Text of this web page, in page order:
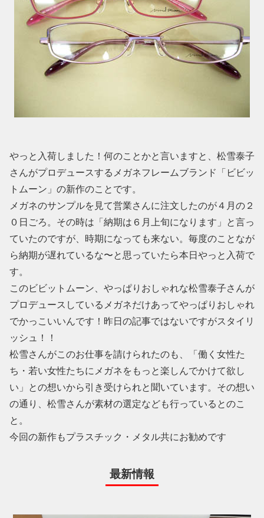
やっと入荷しました！何のことかと言いますと、松雪泰子
さんがプロデュースするメガネフレームブランド「ビビッ
トムーン」の新作のことです。
メガネのサンプルを見て営業さんに注文したのが４月の２
０日ごろ。その時は「納期は６月上旬になります」と言っ
ていたのですが、時期になっても来ない。毎度のことなが
ら納期が遅れているな〜と思っていたら本日やっと入荷で
す。
このビビットムーン、やっぱりおしゃれな松雪泰子さんが
プロデュースしているメガネだけあってやっぱりおしゃれ
でかっこいいんです！昨日の記事ではないですがスタイリ
ッシュ！！
松雪さんがこのお仕事を請けられたのも、「働く女性た
ち・若い女性たちにメガネをもっと楽しんでかけて欲し
い」との想いから引き受けられと聞いています。その想い
の通り、松雪さんが素材の選定なども行っているとのこ
と。
今回の新作もプラスチック・メタル共にお勧めです
最新情報